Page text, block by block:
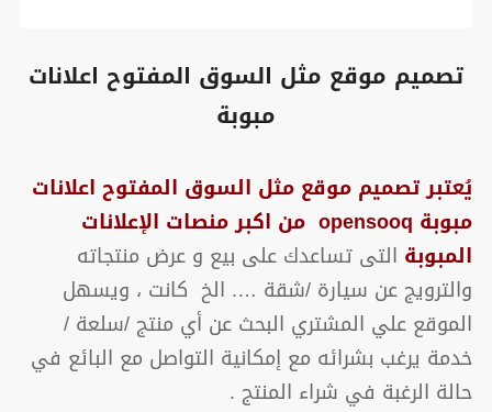
تصميم موقع مثل السوق المفتوح اعلانات
مبوبة
يُعتبر تصميم موقع مثل السوق المفتوح اعلانات
مبوبة opensooq
من اكبر منصات الإعلانات
المبوبة التى تساعدك على بيع و عرض منتجاته
والترويج عن سيارة /شقة …. الخ كانت ، ويسهل
الموقع علي المشتري البحث عن أي منتج /سلعة /
خدمة يرغب بشرائه مع إمكانية التواصل مع البائع في
حالة الرغبة في شراء المنتج .